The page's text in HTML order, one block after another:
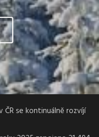
se kontinuálně rozvíjí